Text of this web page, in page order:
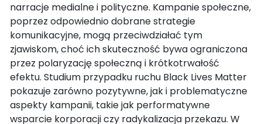
narracje medialne i polityczne. Kampanie społeczne,
poprzez odpowiednio dobrane strategie
komunikacyjne, mogą przeciwdziałać tym
zjawiskom, choć ich skuteczność bywa ograniczona
przez polaryzację społeczną i krótkotrwałość
efektu. Studium przypadku ruchu Black Lives Matter
pokazuje zarówno pozytywne, jak i problematyczne
aspekty kampanii, takie jak performatywne
wsparcie korporacji czy radykalizacja przekazu. W